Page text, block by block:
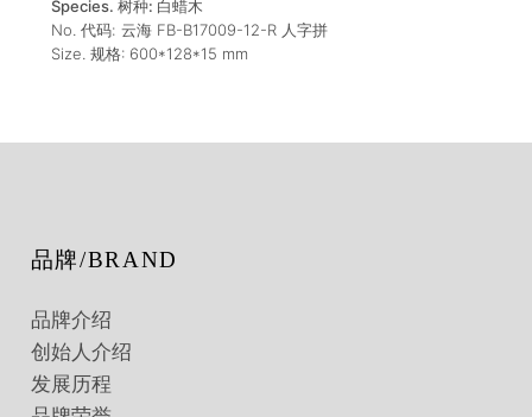
Species. 树种: 白蜡木
No. 代码: 云海 FB-B17009-12-R 人字拼
Size. 规格: 600*128*15 mm
品牌/BRAND
品牌介绍
创始人介绍
发展历程